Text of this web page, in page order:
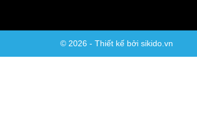
© 2026 - Thiết kế bởi sikido.vn